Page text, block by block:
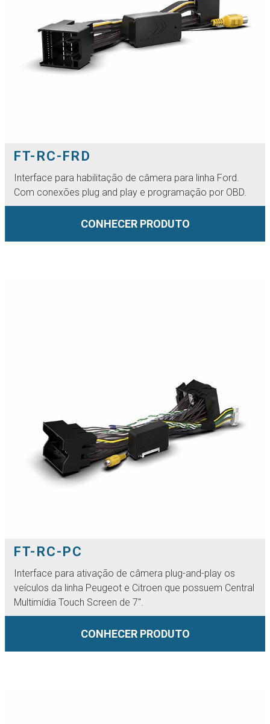
FT-RC-FRD
Interface para habilitação de câmera para linha Ford.
Com conexões plug and play e programação por OBD.
CONHECER PRODUTO
FT-RC-PC
Interface para ativação de câmera plug-and-play os
veículos da linha Peugeot e Citroen que possuem Central
Multimídia Touch Screen de 7".
CONHECER PRODUTO